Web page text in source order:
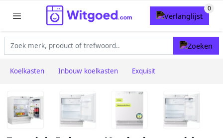
Koelkasten Inbouw koelkasten Exquisit